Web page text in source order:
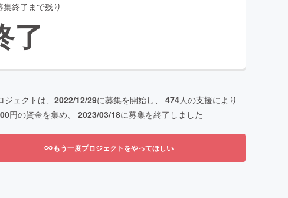
集終了まで残り
了
ジェクトは、 2022/12/29に募集を開始し、 474人の支援により
円の資金を集め、 2023/03/18に募集を終了しました
もう一度プロジェクトをやってほしい